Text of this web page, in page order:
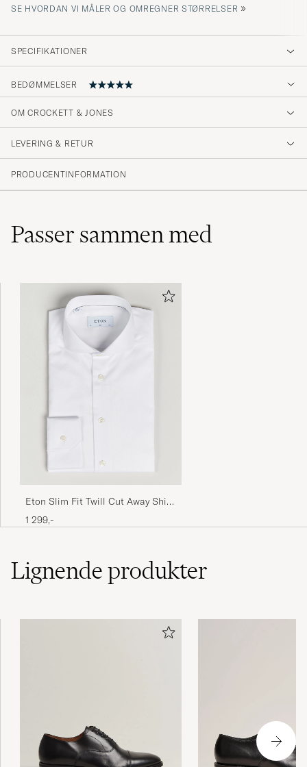
SE HVORDAN VI MÅLER OG OMREGNER STØRRELSER »
SPECIFIKATIONER
BEDØMMELSER
Alles super!
MARTIN W
OM CROCKETT & JONES
LEVERING & RETUR
PRODUCENTINFORMATION
Passer sammen med
Eton Slim Fit Twill Cut Away Shirt
White
1 299,-
Lignendeprodukter